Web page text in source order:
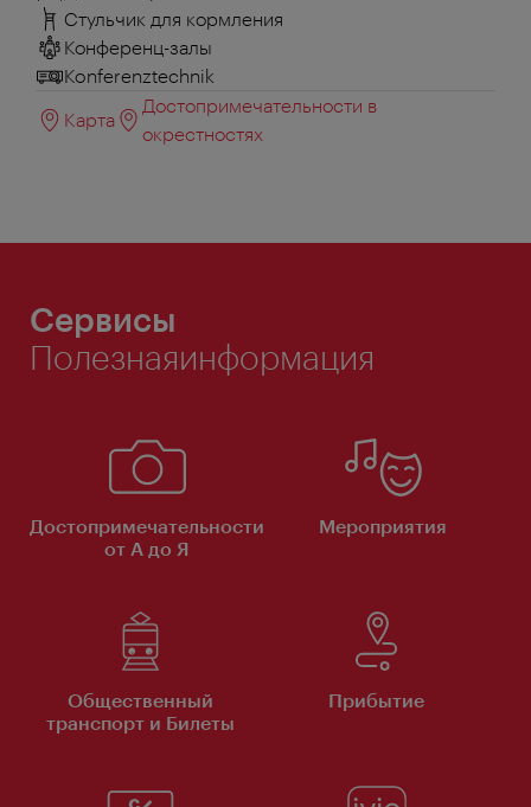
Стульчик для кормления
Конференц-залы
Konferenztechnik
Карта
Достопримечательности в
окрестностях
Сервисы
Полезнаяинформация
Достопримечательности
от А до Я
Мероприятия
Общественный
транспорт и Билеты
Прибытие